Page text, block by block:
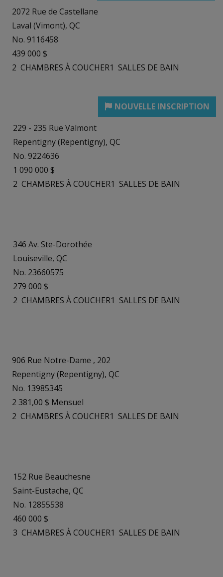
2072 Rue de Castellane
Laval (Vimont), QC
No. 9116458
439 000 $
2 CHAMBRES À COUCHER1 SALLES DE BAIN
229 - 235 Rue Valmont
Repentigny (Repentigny), QC
No. 9224636
1 090 000 $
2 CHAMBRES À COUCHER1 SALLES DE BAIN
346 Av. Ste-Dorothée
Louiseville, QC
No. 23660575
279 000 $
2 CHAMBRES À COUCHER1 SALLES DE BAIN
906 Rue Notre-Dame , 202
Repentigny (Repentigny), QC
No. 13985345
2 381,00 $ Mensuel
2 CHAMBRES À COUCHER1 SALLES DE BAIN
152 Rue Beauchesne
Saint-Eustache, QC
No. 12855538
460 000 $
3 CHAMBRES À COUCHER1 SALLES DE BAIN